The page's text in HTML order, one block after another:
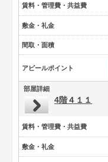
賃料・管理費・共益費
敷金・礼金
間取・面積
アピールポイント
部屋詳細
4階４１１
賃料・管理費・共益費
敷金・礼金